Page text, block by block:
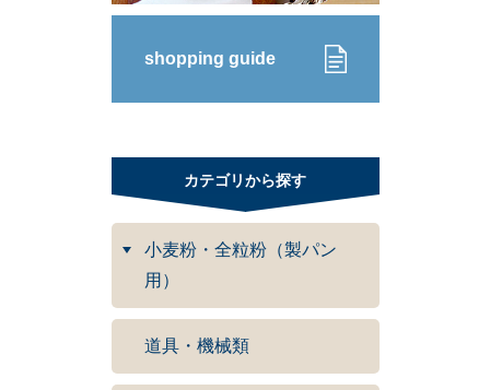
shopping guide
カテゴリから探す
小麦粉・全粒粉（製パン
用）
道具・機械類